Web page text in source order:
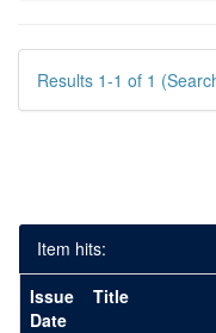
Results 1-1 of 1
Item hits:
Issue
Date
Title